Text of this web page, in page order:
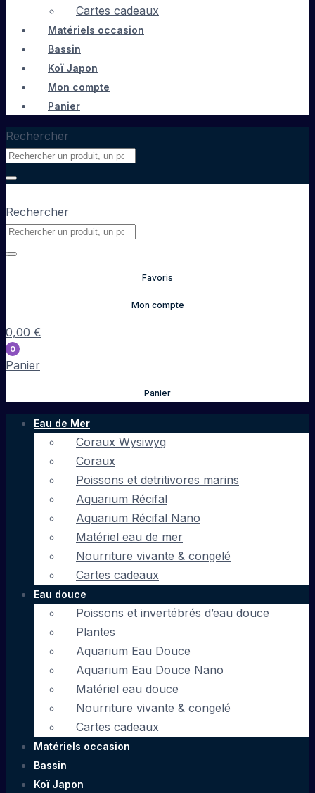
Cartes cadeaux
Matériels occasion
Bassin
Koï Japon
Mon compte
Panier
Rechercher
Rechercher
Favoris
Mon compte
0,00 €
0
Panier
Panier
Eau de Mer
Coraux Wysiwyg
Coraux
Poissons et detritivores marins
Aquarium Récifal
Aquarium Récifal Nano
Matériel eau de mer
Nourriture vivante & congelé
Cartes cadeaux
Eau douce
Poissons et invertébrés d’eau douce
Plantes
Aquarium Eau Douce
Aquarium Eau Douce Nano
Matériel eau douce
Nourriture vivante & congelé
Cartes cadeaux
Matériels occasion
Bassin
Koï Japon